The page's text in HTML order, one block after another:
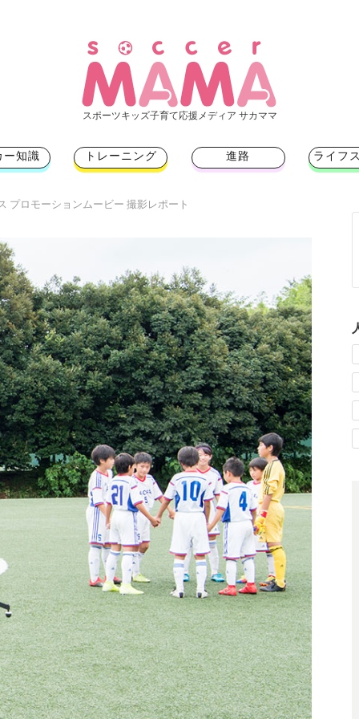
スポーツキッズ子育て応援メディア サカママ
ー知識 トレーニング 進路 ライフ
プロモーションムービー 撮影レポート